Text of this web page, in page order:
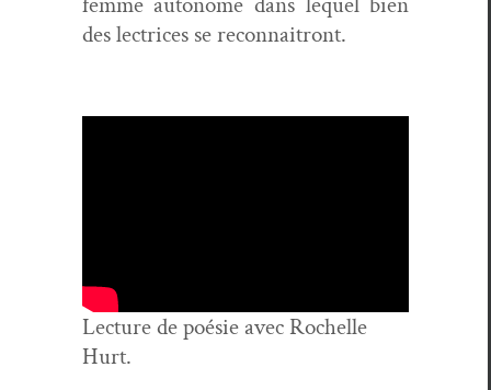
des lec­tri­ces se recon­naitront.
Lec­ture de poésie avec Rochelle
Hurt.